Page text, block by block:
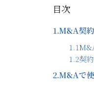
目次
1.M&A契
1.1
1.2契
2.M&Aで